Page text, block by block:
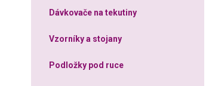
Dávkovače na tekutiny
Vzorníky a stojany
Podložky pod ruce